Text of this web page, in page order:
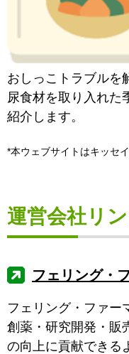
おしっこトラブルを
尿食材を取り入れた
紹介します。
*本ウェブサイトはキッセ
運営会社リ
フェリング・
フェリング・ファー
創薬・研究開発・販
の向上に貢献できる